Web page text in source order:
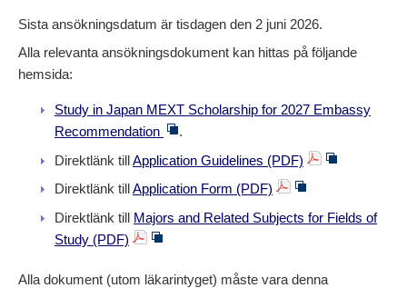
Sista ansökningsdatum är tisdagen den 2 juni 2026.
Alla relevanta ansökningsdokument kan hittas på följande
hemsida:
Study in Japan MEXT Scholarship for 2027 Embassy
Recommendation
.
Direktlänk tillApplication Guidelines (PDF)
Direktlänk tillApplication Form (PDF)
Direktlänk till Majors and Related Subjects for Fields of
Study (PDF)
Alla dokument (utom läkarintyget) måste vara denna